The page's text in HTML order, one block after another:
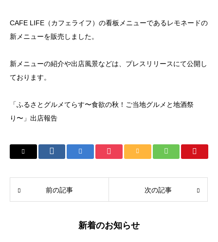
CAFE LIFE（カフェライフ）の看板メニューであるレモネードの
新メニューを販売しました。
新メニューの紹介や出店風景などは、プレスリリースにて公開し
ております。
「ふるさとグルメてらす〜食欲の秋！ご当地グルメと地酒祭
り〜」出店報告
前の記事 次の記事
新着のお知らせ